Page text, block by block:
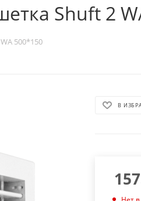
Shuft 2
500*150
В